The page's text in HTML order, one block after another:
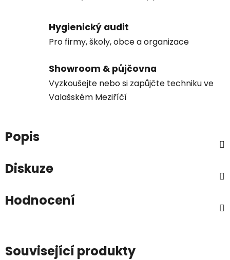
Hygienický audit
Pro firmy, školy, obce a organizace
Showroom & půjčovna
Vyzkoušejte nebo si zapůjčte techniku ve
Valašském Meziříčí
Popis
Diskuze
Hodnocení
Související produkty